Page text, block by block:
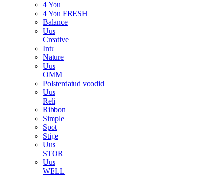
4 You
4 You FRESH
Balance
Uus
Creative
Intu
Nature
Uus
OMM
Polsterdatud voodid
Uus
Reli
Ribbon
Simple
Spot
Stige
Uus
STOR
Uus
WELL